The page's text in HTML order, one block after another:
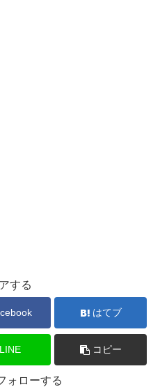
する
はてブ
LINE コピー
ォローする